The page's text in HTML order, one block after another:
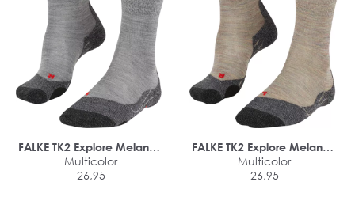
FALKE TK2 Explore Melange
dames trekking sokken
Multicolor
26,95
FALKE TK2 Explore Melange
dames trekking sokken
Multicolor
26,95